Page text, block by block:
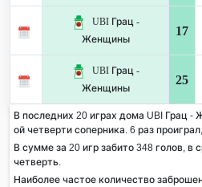
UBI Грац -
Женщины
17
UBI Грац -
Женщины
25
В последних 20 играх дома UBI Грац
ой четверти соперника. 6 раз
В сумме за 20 игр забито 348 голов, в
четверть.
Наиболее частое количество